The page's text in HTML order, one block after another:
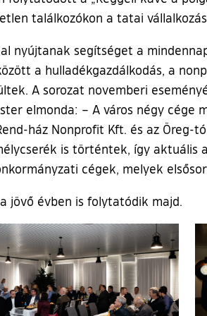
találkozókon a tatai
nyújtanak segítséget a
a hulladékgazdálkodás, a
A sorozat novemberi
elmonda: – A város négy cége
ház Nonprofit Kft. és az Öreg-
is történtek, így aktuális
cégek, melyek
jövő évben is folytatódik majd.